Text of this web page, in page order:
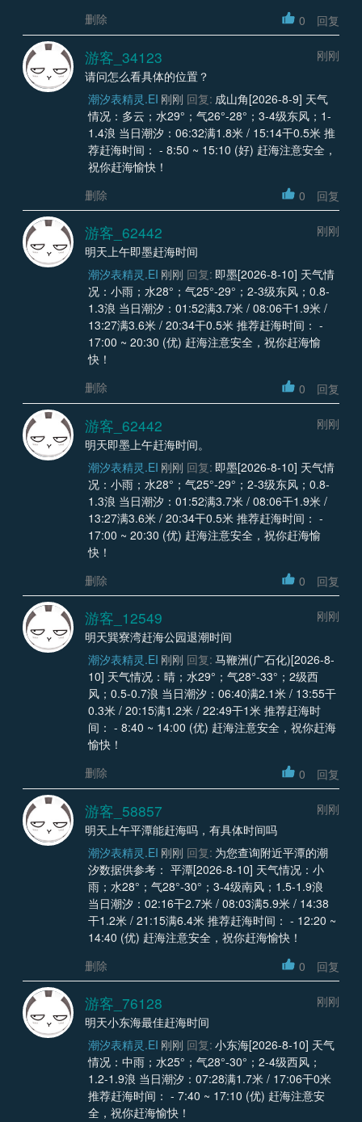
删除
0 回复
游客_34123
刚刚
请问怎么看具体的位置？
潮汐表精灵.EI 刚刚 回复: 成山角[2026-8-9] 天气
情况：多云；水29°；气26°-28°；3-4级东风；1-
1.4浪 当日潮汐：06:32满1.8米 / 15:14干0.5米 推
荐赶海时间： - 8:50 ~ 15:10 (好) 赶海注意安全，
祝你赶海愉快！
删除
0 回复
游客_62442
刚刚
明天上午即墨赶海时间
潮汐表精灵.EI 刚刚 回复: 即墨[2026-8-10] 天气情
况：小雨；水28°；气25°-29°；2-3级东风；0.8-
1.3浪 当日潮汐：01:52满3.7米 / 08:06干1.9米 /
13:27满3.6米 / 20:34干0.5米 推荐赶海时间： -
17:00 ~ 20:30 (优) 赶海注意安全，祝你赶海愉
快！
删除
0 回复
游客_62442
刚刚
明天即墨上午赶海时间。
潮汐表精灵.EI 刚刚 回复: 即墨[2026-8-10] 天气情
况：小雨；水28°；气25°-29°；2-3级东风；0.8-
1.3浪 当日潮汐：01:52满3.7米 / 08:06干1.9米 /
13:27满3.6米 / 20:34干0.5米 推荐赶海时间： -
17:00 ~ 20:30 (优) 赶海注意安全，祝你赶海愉
快！
删除
0 回复
游客_12549
刚刚
明天巽寮湾赶海公园退潮时间
潮汐表精灵.EI 刚刚 回复: 马鞭洲(广石化)[2026-8-
10] 天气情况：晴；水29°；气28°-33°；2级西
风；0.5-0.7浪 当日潮汐：06:40满2.1米 / 13:55干
0.3米 / 20:15满1.2米 / 22:49干1米 推荐赶海时
间： - 8:40 ~ 14:00 (优) 赶海注意安全，祝你赶海
愉快！
删除
0 回复
游客_58857
刚刚
明天上午平潭能赶海吗，有具体时间吗
潮汐表精灵.EI 刚刚 回复: 为您查询附近平潭的潮
汐数据供参考： 平潭[2026-8-10] 天气情况：小
雨；水28°；气28°-30°；3-4级南风；1.5-1.9浪
当日潮汐：02:16干2.7米 / 08:03满5.9米 / 14:38
干1.2米 / 21:15满6.4米 推荐赶海时间： - 12:20 ~
14:40 (优) 赶海注意安全，祝你赶海愉快！
删除
0 回复
游客_76128
刚刚
明天小东海最佳赶海时间
潮汐表精灵.EI 刚刚 回复: 小东海[2026-8-10] 天气
情况：中雨；水25°；气28°-30°；2-4级西风；
1.2-1.9浪 当日潮汐：07:28满1.7米 / 17:06干0米
推荐赶海时间： - 7:40 ~ 17:10 (优) 赶海注意安
全，祝你赶海愉快！